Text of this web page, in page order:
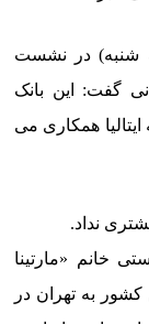
شنبه) در نشست
گفت: این بانک
همکاری می
نداد.
خانم «مارتینا
به تهران در